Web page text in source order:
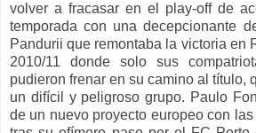
volver a fracasar en el play-off de
temporada con una decepcionante
Pandurii que remontaba la victoria en
2010/11 donde solo sus
pudieron frenar en su camino al título,
un difícil y peligroso grupo. Paulo
de un nuevo proyecto europeo con